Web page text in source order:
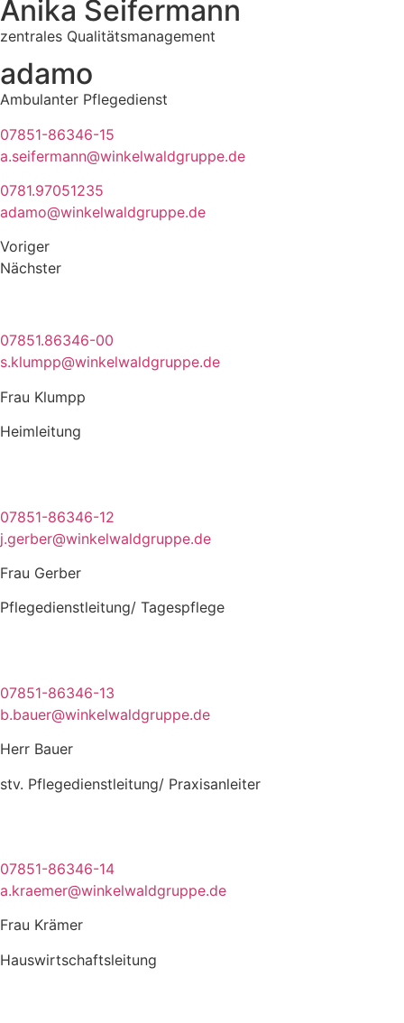
Anika Seifermann
zentrales Qualitätsmanagement
adamo
Ambulanter Pflegedienst
07851-86346-15
a.seifermann@winkelwaldgruppe.de
0781.97051235
adamo@winkelwaldgruppe.de
Voriger
Nächster
07851.86346-00
s.klumpp@winkelwaldgruppe.de
Frau Klumpp
Heimleitung
07851-86346-12
j.gerber@winkelwaldgruppe.de
Frau Gerber
Pflegedienstleitung/ Tagespflege
07851-86346-13
b.bauer@winkelwaldgruppe.de
Herr Bauer
stv. Pflegedienst­leitung/ Praxisanleiter
07851-86346-14
a.kraemer@winkelwaldgruppe.de
Frau Krämer
Hauswirtschafts­leitung